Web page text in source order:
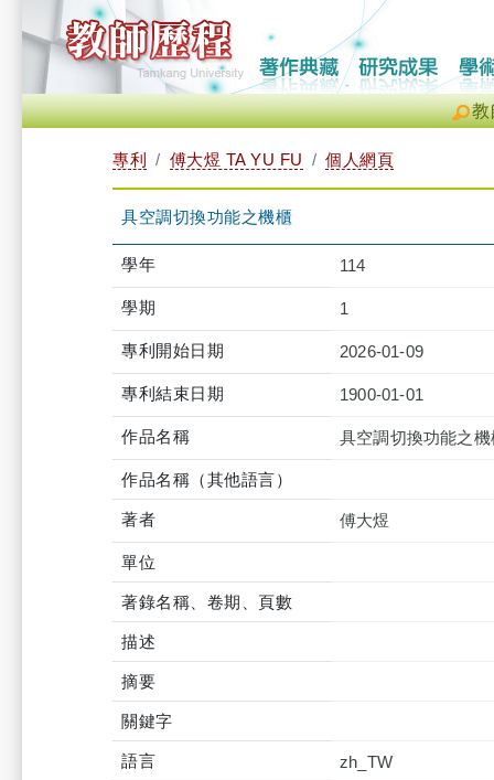
教
專利 傅大煜 TA YU FU 個人網頁
具空調切換功能之機櫃
學年 114
學期 1
專利開始日期 2026-01-09
專利結束日期 1900-01-01
作品名稱 具空調切換功能之機
作品名稱（其他語言）
著者 傅大煜
單位
著錄名稱、卷期、頁數
描述
摘要
關鍵字
語言 zh_TW